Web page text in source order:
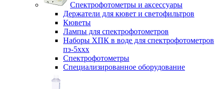
Спектрофотометры и аксессуары
Держатели для кювет и светофильтров
Кюветы
Лампы для спектрофотометров
Наборы ХПК в воде для спектрофотометров
пэ-5ххх
Спектрофотометры
Специализированное оборудование